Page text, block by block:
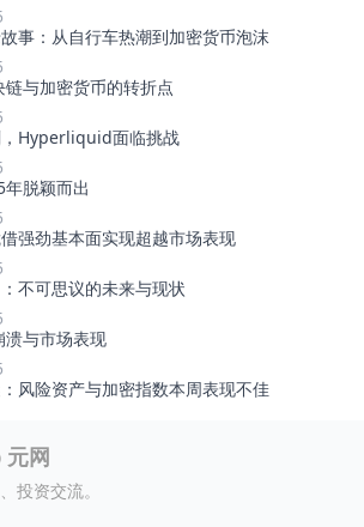
事：从自行车热潮到加密货币泡沫
与加密货币的转折点
Hyperliquid面临挑战
脱颖而出
强劲基本面实现超越市场表现
不可思议的未来与现状
溃与市场表现
风险资产与加密指数本周表现不佳
网
投资交流。